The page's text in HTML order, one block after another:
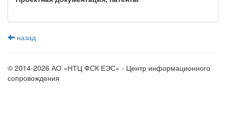
назад
© 2014-2026 АО «НТЦ ФСК ЕЭС» - Центр информационного
сопровождения